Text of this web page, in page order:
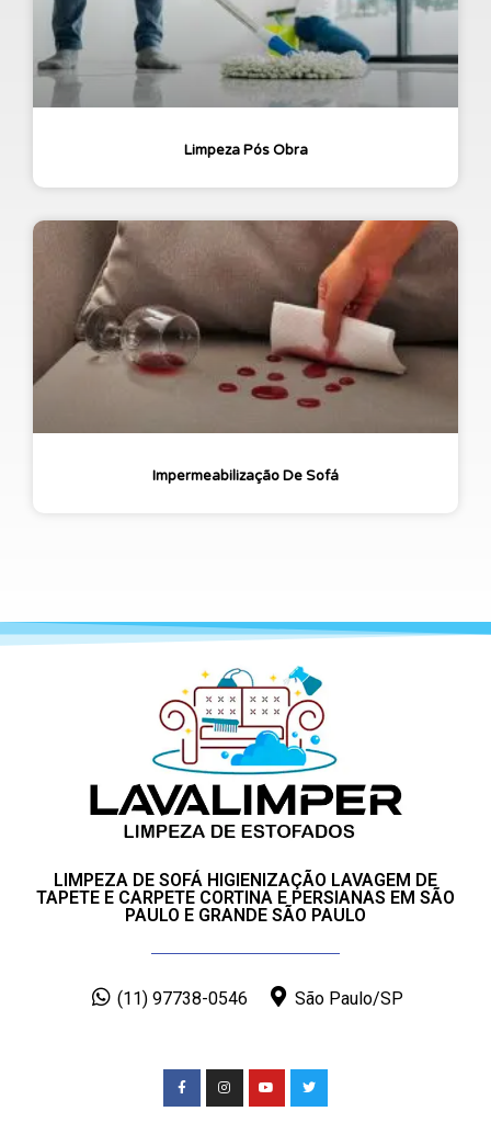
Limpeza Pós Obra
Impermeabilização De Sofá
LIMPEZA DE SOFÁ HIGIENIZAÇÃO LAVAGEM DE
TAPETE E CARPETE CORTINA E PERSIANAS EM SÃO
PAULO E GRANDE SÃO PAULO
(11) 97738-0546 São Paulo/SP